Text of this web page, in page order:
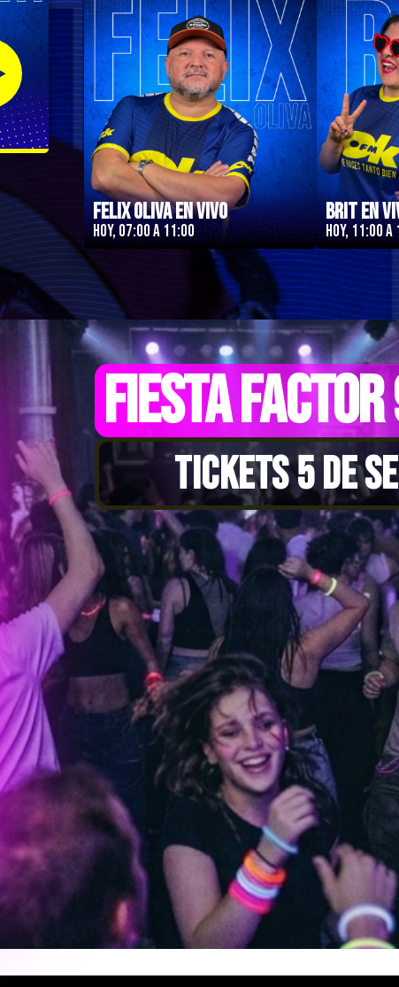
Felix Oliva en Vivo
Hoy, 07:00 a 11:00
Brit en
Hoy, 11:00 a
FIESTA
TICKETS 5 DE